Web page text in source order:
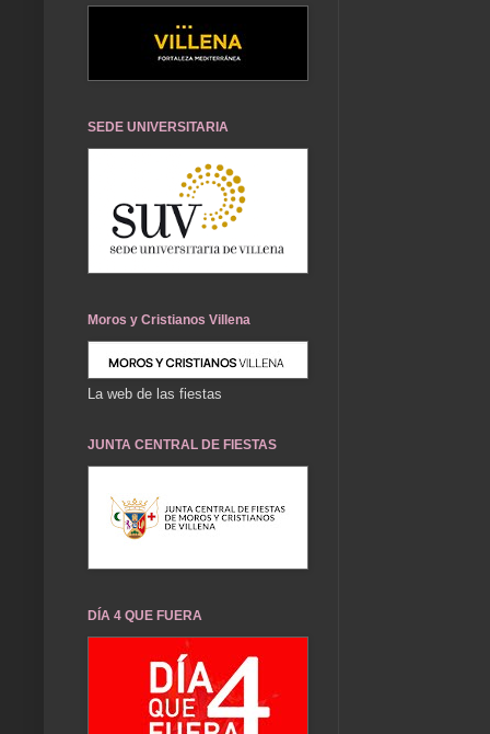
SEDE UNIVERSITARIA
Moros y Cristianos Villena
La web de las fiestas
JUNTA CENTRAL DE FIESTAS
DÍA 4 QUE FUERA